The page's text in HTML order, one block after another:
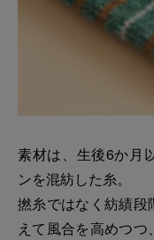
素材は、生後6か月
ンを混紡した糸。
撚糸ではなく紡績段
えて風合を高めつ